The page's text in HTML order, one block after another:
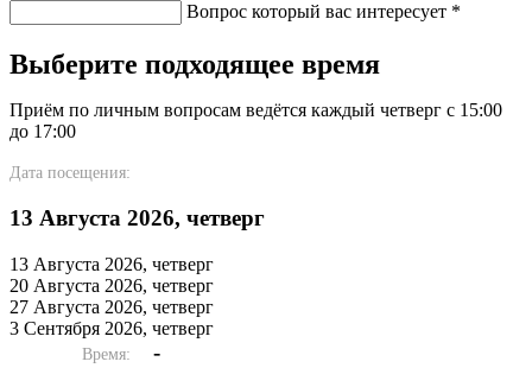
Вопрос который вас интересует *
Выберите подходящее время
Приём по личным вопросам ведётся каждый четверг с 15:00
до 17:00
Дата посещения:
13 Августа 2026, четверг
13 Августа 2026, четверг
20 Августа 2026, четверг
27 Августа 2026, четверг
3 Сентября 2026, четверг
Время: -